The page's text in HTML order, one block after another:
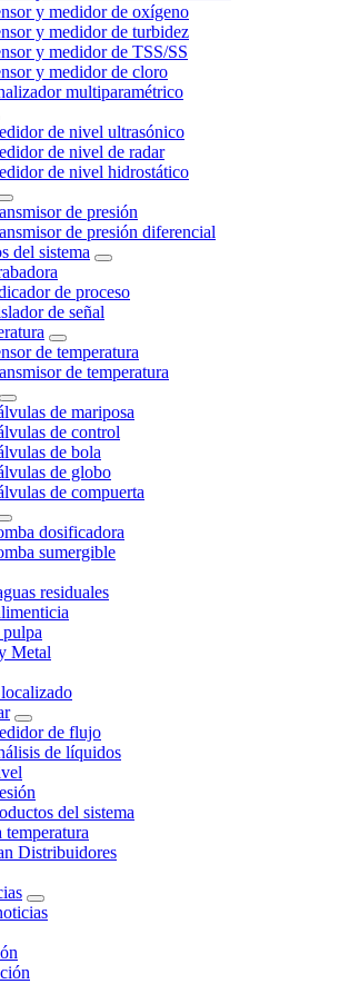
y medidor de oxígeno
y medidor de turbidez
y medidor de TSS/SS
y medidor de cloro
multiparamétrico
de nivel ultrasónico
de nivel de radar
de nivel hidrostático
de presión
de presión diferencial
del sistema
de proceso
de señal
de temperatura
de temperatura
de mariposa
de control
de bola
de globo
de compuerta
dosificadora
sumergible
residuales
pulpa
Metal
de flujo
de líquidos
del sistema
temperatura
Distribuidores